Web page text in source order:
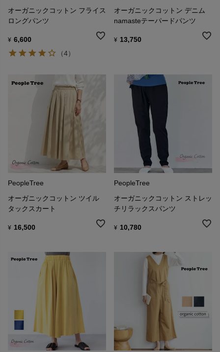
オーガニックコットン フライス
ロングパンツ
¥ 6,600
（4）
オーガニックコットン デニム
namasteテーパードパンツ
¥ 13,750
PeopleTree
オーガニックコットン ツイル
タックスカート
¥ 16,500
PeopleTree
オーガニックコットン ストレッ
チリラックスパンツ
¥ 10,780